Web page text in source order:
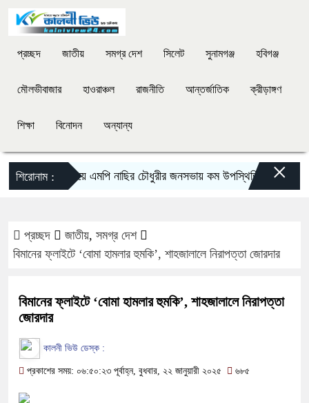
প্রচ্ছদ জাতীয় সমগ্র দেশ সিলেট সুনামগঞ্জ হবিগঞ্জ
মৌলভীবাজার হাওরাঞ্চল রাজনীতি আন্তর্জাতিক ক্রীড়াঙ্গণ
শিক্ষা বিনোদন অন্যান্য
শিরোনাম :দিরাইয়ে এমপি নাছির চৌধুরীর জনসভায় কম উপস্থিতি নিয়ে আলোচনা-
×
প্রচ্ছদ জাতীয়, সমগ্র দেশ
বিমানের ফ্লাইটে ‘বোমা হামলার হুমকি’, শাহজালালে নিরাপত্তা জোরদার
বিমানের ফ্লাইটে ‘বোমা হামলার হুমকি’, শাহজালালে নিরাপত্তা
জোরদার
কালনী ভিউ ডেস্ক :
প্রকাশের সময়: ০৬:৫০:২৩ পূর্বাহ্ন, বুধবার, ২২ জানুয়ারী ২০২৫ ৬৮৫